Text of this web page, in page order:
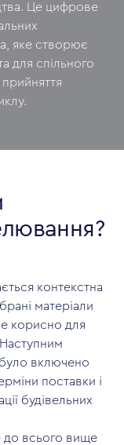
Це цифрове
яке створює
для спільного
контекстна
матеріали
корисно для
включено
поставки і
будівельних
до всього вище